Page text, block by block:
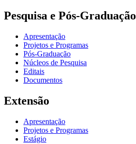
Pesquisa e Pós-Graduação
Apresentação
Projetos e Programas
Pós-Graduação
Núcleos de Pesquisa
Editais
Documentos
Extensão
Apresentação
Projetos e Programas
Estágio